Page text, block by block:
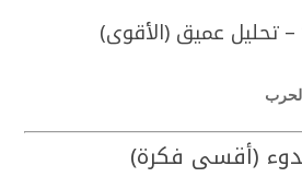
تحليل عميق (الأقوى)